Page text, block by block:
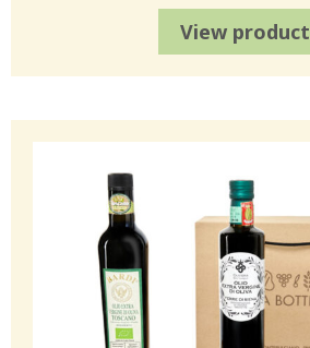
View product